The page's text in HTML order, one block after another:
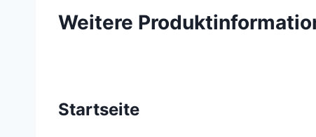
Weitere
Startseite